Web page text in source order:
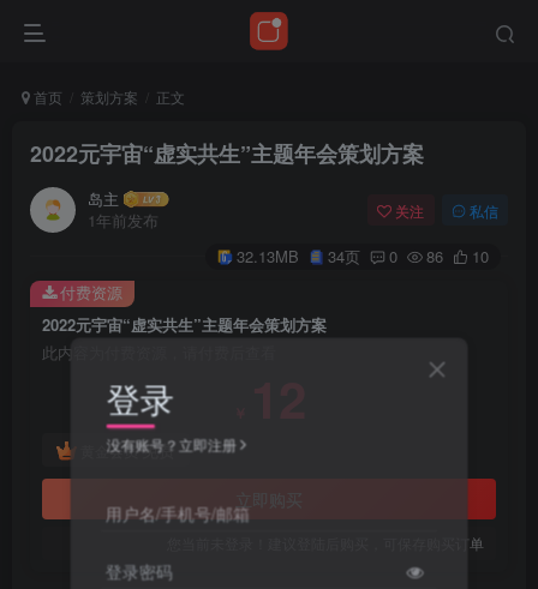
首页 策划方案 正文
2022元宇宙“虚实共生”主题年会策划方案
岛主
1年前发布
关注 私信
32.13MB 34页 0 86 10
2022元宇宙“虚实共生”主题年会策划方案
此内容为付费资源，请付费后查看
黄金会员免费
您当前未登录！建议登陆后购买，可保存购买订单
付费资源
登录
没有账号？立即注册
用户名/手机号/邮箱
登录密码